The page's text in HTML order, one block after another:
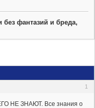
без фантазий и бреда,
1
НЕ ЗНАЮТ. Все знания о